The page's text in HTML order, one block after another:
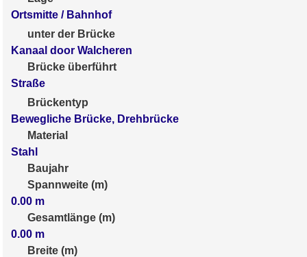
Ortsmitte / Bahnhof
unter der Brücke
Kanaal door Walcheren
Brücke überführt
Straße
Brückentyp
Bewegliche Brücke, Drehbrücke
Material
Stahl
Baujahr
Spannweite (m)
0.00 m
Gesamtlänge (m)
0.00 m
Breite (m)